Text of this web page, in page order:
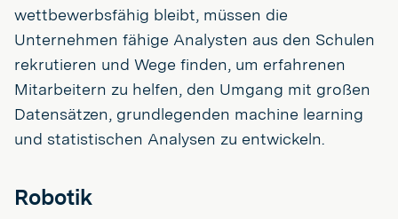
wettbewerbsfähig bleibt, müssen die
Unternehmen fähige Analysten aus den Schulen
rekrutieren und Wege finden, um erfahrenen
Mitarbeitern zu helfen, den Umgang mit großen
Datensätzen, grundlegenden machine learning
und statistischen Analysen zu entwickeln.
Robotik